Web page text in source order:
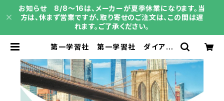
お知らせ 8/8～16は、メーカーが夏季休業になります。当
方は、休まず営業ですが、取り寄せのご注文は、この間は遅
れます。ご了承ください。
第一学習社 第一学習社 ダイアロ
SBN：9784804054353 ISBN-
10：4804054359 SKU：00401
4705 | 育之書店（いくのしょてん）